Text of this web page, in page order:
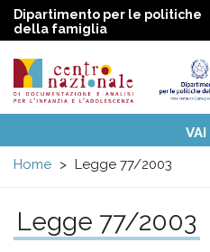
Dipartimento per le politiche
della famiglia
Centro
nazionale
di
menu
Temi
Attività
Convenzione ONU
Home
Legge 77/2003
Legge 77/2003